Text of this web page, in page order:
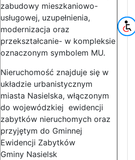
zabudowy mieszkaniowo-
usługowej, uzupełnienia,
modernizacja oraz
przekształcanie- w kompleksie
oznaczonym symbolem MU.
Nieruchomość znajduje się w
układzie urbanistycznym
miasta Nasielska, włączonym
do wojewódzkiej ewidencji
zabytków nieruchomych oraz
przyjętym do Gminnej
Ewidencji Zabytków
Gminy Nasielsk